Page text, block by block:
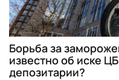
Борьба за
известно об иске
депозитарии?